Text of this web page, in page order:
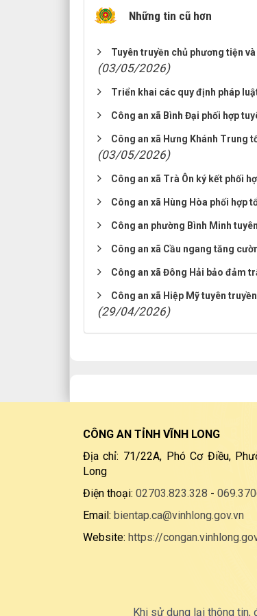
Những tin cũ hơn
Tuyên truyền chủ phương tiện
(03/05/2026)
Triển khai các quy định pháp
Công an xã Bình Đại phối hợp
Công an xã Hưng Khánh Trung
(03/05/2026)
Công an xã Trà Ôn ký kết phối
Công an xã Hùng Hòa phối hợp
Công an phường Bình Minh
Công an xã Cầu ngang tăng
Công an xã Đông Hải bảo đảm
Công an xã Hiệp Mỹ tuyên
(29/04/2026)
CÔNG AN TỈNH VĨNH LONG
Địa chỉ: 71/22A, Phó Cơ Điều,
Long
Điện thoại: 02703.823.328 -
Email: bientap.ca@vinhlong.gov.vn
Website: https://
Khi sử dụng lại thông tin,